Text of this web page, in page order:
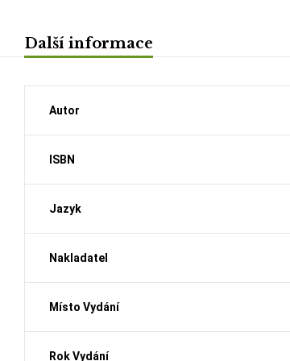
Další informace
Autor
ISBN
Jazyk
Nakladatel
Místo Vydání
Rok Vydání